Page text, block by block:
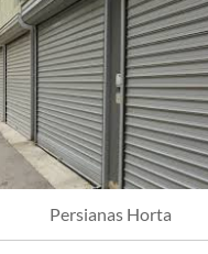
Persianas Horta